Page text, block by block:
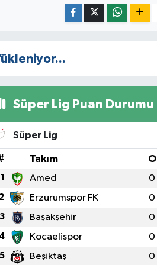
Süper Lig Puan Durumu
Süper Lig
Takım O
1 Amed 0
Erzurumspor FK 0
3 Başakşehir 0
Kocaelispor 0
5 Beşiktaş 0